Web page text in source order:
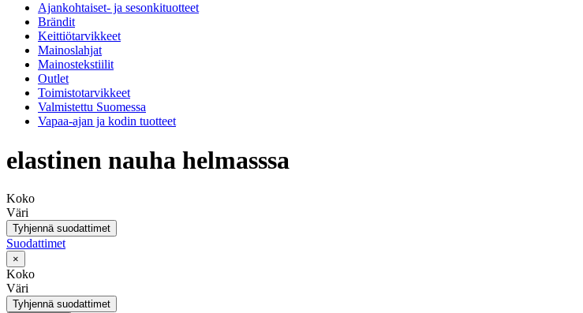
Ajankohtaiset- ja sesonkituotteet
Brändit
Keittiötarvikkeet
Mainoslahjat
Mainostekstiilit
Outlet
Toimistotarvikkeet
Valmistettu Suomessa
Vapaa-ajan ja kodin tuotteet
elastinen nauha helmasssa
Koko
Väri
Tyhjennä suodattimet
Suodattimet
×
Koko
Väri
Tyhjennä suodattimet